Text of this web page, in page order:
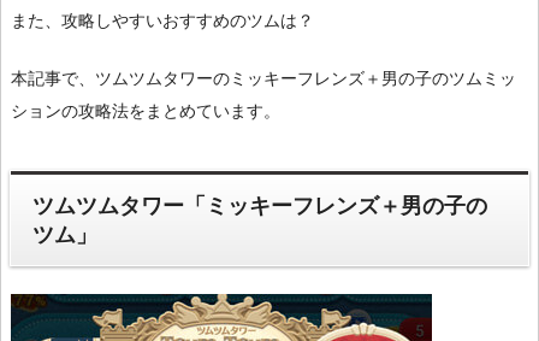
また、攻略しやすいおすすめのツムは？
本記事で、ツムツムタワーのミッキーフレンズ＋男の子のツムミッ
ションの攻略法をまとめています。
ツムツムタワー「ミッキーフレンズ＋男の子の
ツム」